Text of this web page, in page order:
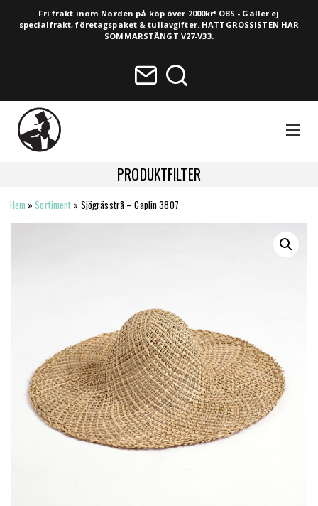
Fri frakt inom Norden på köp över 2000kr! OBS - Gäller ej
specialfrakt, företagspaket & tullavgifter. HATTGROSSISTEN HAR
SOMMARSTÄNGT V27-V33.
PRODUKTFILTER
HELA SORTIMENTET
LIMITERADE
UTGÅENDE
Hem »Sortiment » Sjögrässtrå – Caplin 3807